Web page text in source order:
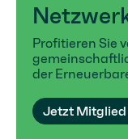
Profitieren Sie
der
Jetzt